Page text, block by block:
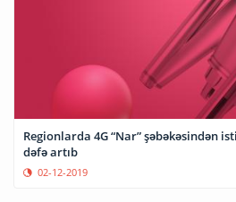
Regionlarda 4G “Nar” şəbəkəsindən
dəfə artıb
02-12-2019